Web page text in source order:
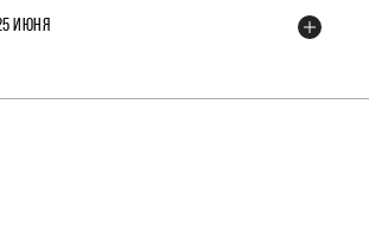
ИЮНЯ